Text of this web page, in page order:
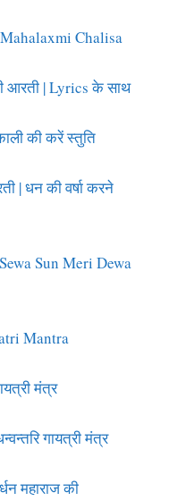
Mahalaxmi Chalisa
आरती | Lyrics के साथ
की करें स्तुति
| धन की वर्षा करने
Sun Meri Dewa
Mantra
मंत्र
गायत्री मंत्र
महाराज की